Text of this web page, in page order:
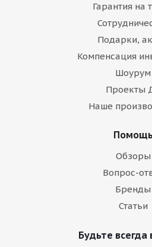
Гарантия на
Подарки,
Компенсация
Шоурум
Проекты
Наше
Обзоры
Вопрос-
Бренды
Статьи
Будьте всегда